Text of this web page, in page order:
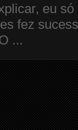
eu
fez
...